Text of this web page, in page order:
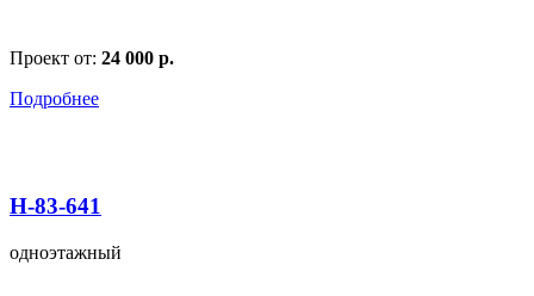
Проект от: 24 000 р.
Подробнее
Н-83-641
одноэтажный